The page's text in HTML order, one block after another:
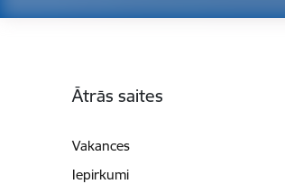
Ātrās saites
Vakances
Iepirkumi